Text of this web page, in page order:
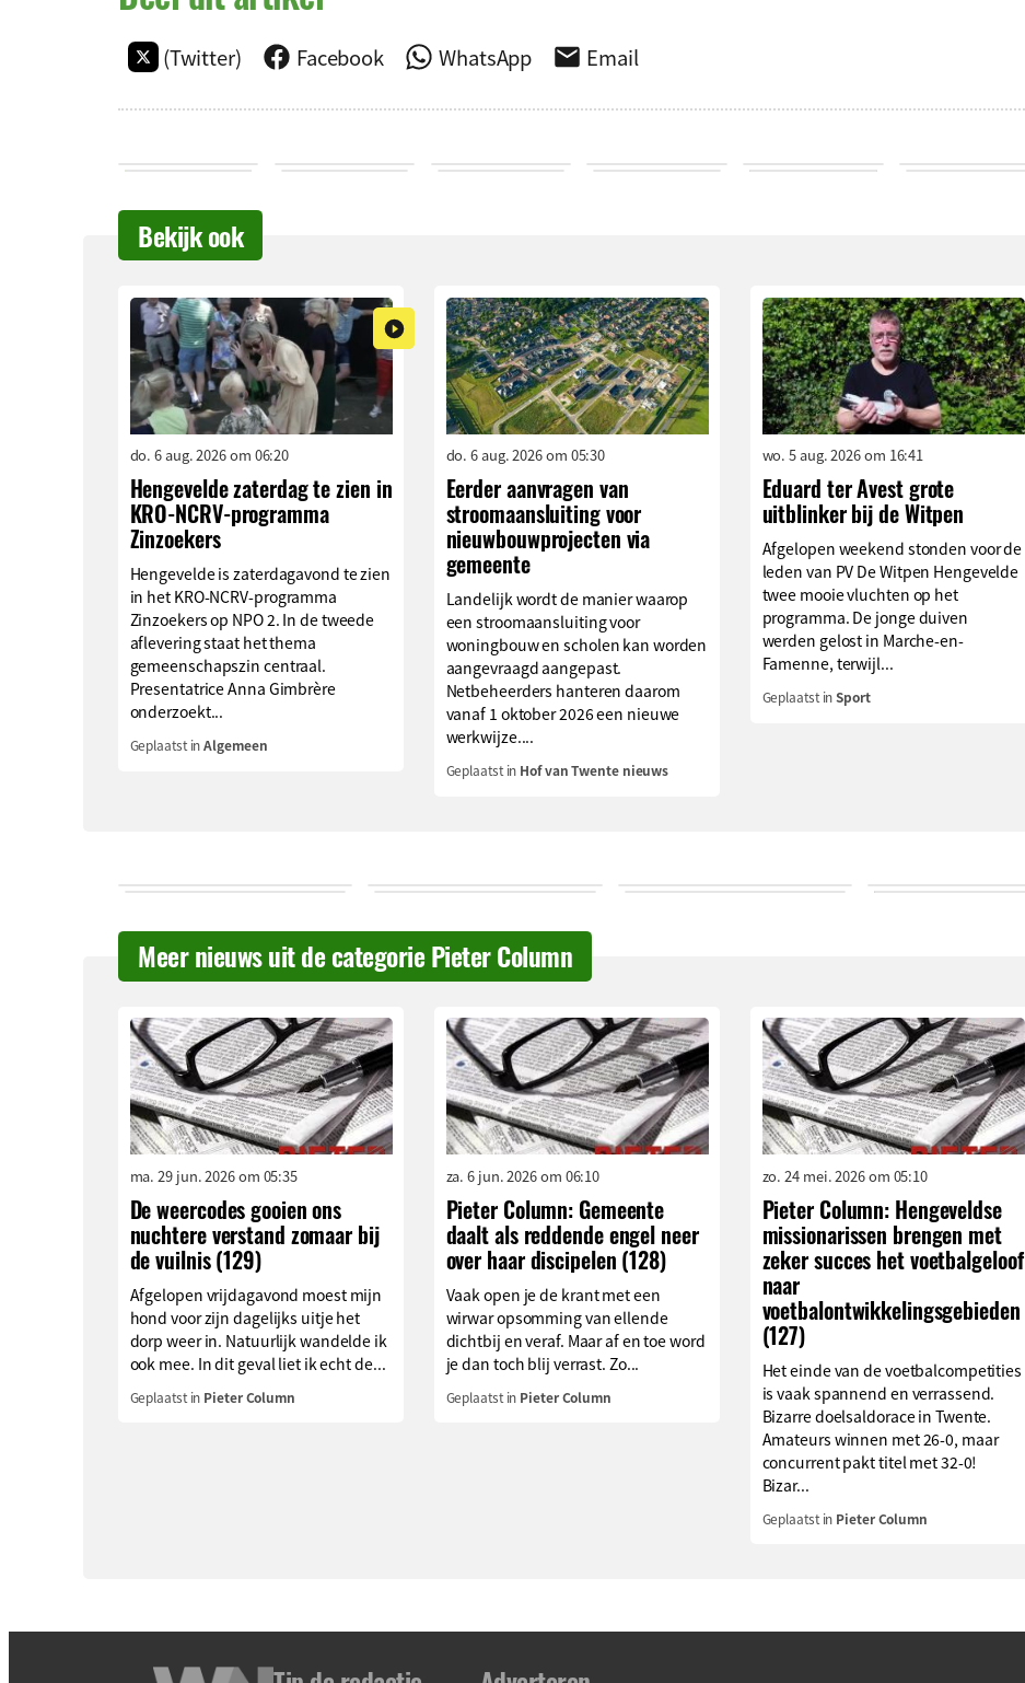
(Twitter) Facebook WhatsApp Email
Bekijk ook
do. 6 aug. 2026 om 06:20
Hengevelde zaterdag te zien in
KRO-NCRV-programma
Zinzoekers
Hengevelde is zaterdagavond te zien
in het KRO-NCRV-programma
Zinzoekers op NPO 2. In de tweede
aflevering staat het thema
gemeenschapszin centraal.
Presentatrice Anna Gimbrère
onderzoekt...
Geplaatst inAlgemeen
do. 6 aug. 2026 om 05:30
Eerder aanvragen van
stroomaansluiting voor
nieuwbouwprojecten via
gemeente
Landelijk wordt de manier waarop
een stroomaansluiting voor
woningbouw en scholen kan worden
aangevraagd aangepast.
Netbeheerders hanteren daarom
vanaf 1 oktober 2026 een nieuwe
werkwijze....
Geplaatst in Hof van Twente nieuws
wo. 5 aug. 2026 om 16:41
Eduard ter Avest grote
uitblinker bij de Witpen
Afgelopen weekend stonden voor de
leden van PV De Witpen Hengevelde
twee mooie vluchten op het
programma. De jonge duiven
werden gelost in Marche-en-
Famenne, terwijl...
Geplaatst inSport
Meer nieuws uit de categorie Pieter Column
ma. 29 jun. 2026 om 05:35
De weercodes gooien ons
nuchtere verstand zomaar bij
de vuilnis (129)
Afgelopen vrijdagavond moest mijn
hond voor zijn dagelijks uitje het
dorp weer in. Natuurlijk wandelde ik
ook mee. In dit geval liet ik echt de...
Geplaatst in Pieter Column
za. 6 jun. 2026 om 06:10
Pieter Column: Gemeente
daalt als reddende engel neer
over haar discipelen (128)
Vaak open je de krant met een
wirwar opsomming van ellende
dichtbij en veraf. Maar af en toe word
je dan toch blij verrast. Zo...
Geplaatst in Pieter Column
zo. 24 mei. 2026 om 05:10
Pieter Column: Hengeveldse
missionarissen brengen met
zeker succes het voetbalgeloof
naar
voetbalontwikkelingsgebieden
(127)
Het einde van de voetbalcompetities
is vaak spannend en verrassend.
Bizarre doelsaldorace in Twente.
Amateurs winnen met 26-0, maar
concurrent pakt titel met 32-0!
Bizar...
Geplaatst in Pieter Column